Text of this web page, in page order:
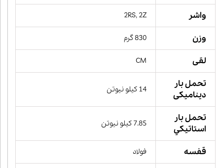
واشر 2RS, 2Z
وزن 830 گرم
لقی CM
تحمل بار
دینامیکی
14 کیلو نیوتن
تحمل بار
استاتيكي
7.85 کیلو نیوتن
قفسه فولاد